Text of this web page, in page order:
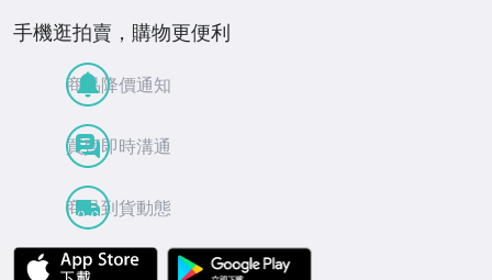
手機逛拍賣，購物更便利
商品降價通知
買賣即時溝通
商品到貨動態
APP Store